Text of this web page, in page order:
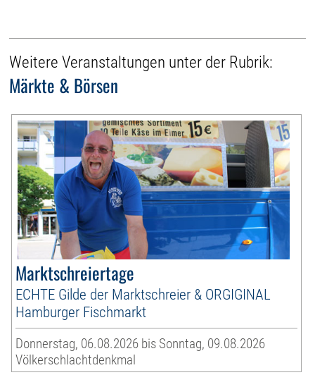
Weitere Veranstaltungen unter der Rubrik:
Märkte & Börsen
Marktschreiertage
ECHTE Gilde der Marktschreier & ORGIGINAL
Hamburger Fischmarkt
Donnerstag, 06.08.2026 bis Sonntag, 09.08.2026
Völkerschlachtdenkmal